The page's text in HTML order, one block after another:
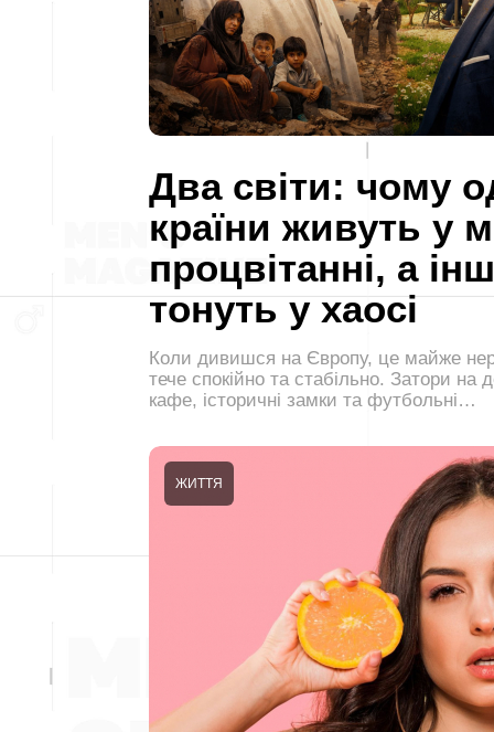
Два світи: чому
країни живуть у
процвітанні, а
тонуть у хаосі
Коли дивишся на Європу, це майже
тече спокійно та стабільно. Затори на
кафе, історичні замки та футбольні…
ЖИТТЯ